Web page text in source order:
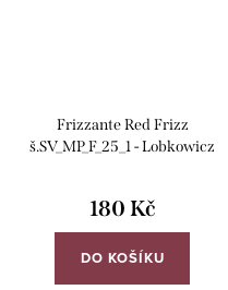
Frizzante Red Frizz
š.SV_MP_F_25_1 - Lobkowicz
180 Kč
DO KOŠÍKU